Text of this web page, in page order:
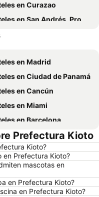
en Curazao
en San Andrés, Providencia and Santa Catalina
en República Dominicana
en Madrid
en Ciudad de Panamá
en Cancún
en Miami
en Barcelona
en París
en Ciudad de México
en Orlando
en Río de Janeiro
en Panamá
Prefectura Kioto
Kioto?
en Prefectura Kioto?
mascotas en
en Prefectura Kioto?
en Prefectura Kioto?